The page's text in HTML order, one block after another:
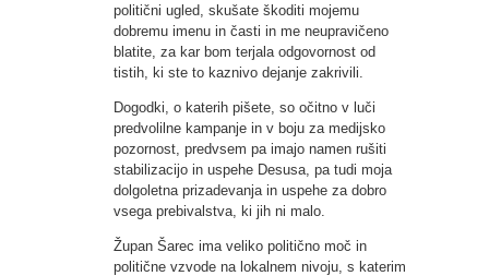
politični ugled, skušate škoditi mojemu
dobremu imenu in časti in me neupravičeno
blatite, za kar bom terjala odgovornost od
tistih, ki ste to kaznivo dejanje zakrivili.
Dogodki, o katerih pišete, so očitno v luči
predvolilne kampanje in v boju za medijsko
pozornost, predvsem pa imajo namen rušiti
stabilizacijo in uspehe Desusa, pa tudi moja
dolgoletna prizadevanja in uspehe za dobro
vsega prebivalstva, ki jih ni malo.
Župan Šarec ima veliko politično moč in
politične vzvode na lokalnem nivoju, s katerim